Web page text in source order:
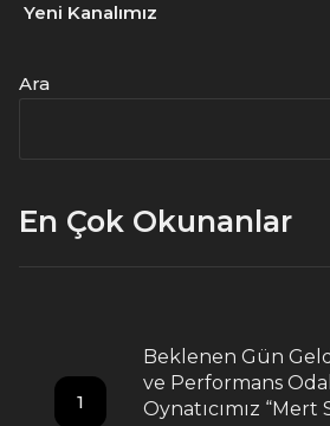
Yeni Kanalımız
Ara
En Çok Okunanlar
1
Beklenen Gün
ve Performans
Oynatıcımız “Mert